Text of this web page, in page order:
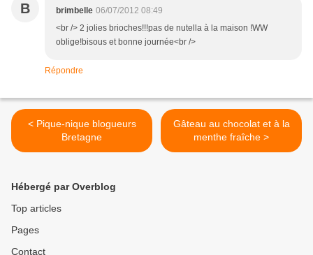
B brimbelle 06/07/2012 08:49
<br /> 2 jolies brioches!!!pas de nutella à la maison !WW
oblige!bisous et bonne journée<br />
Répondre
< Pique-nique blogueurs
Bretagne
Gâteau au chocolat et à la
menthe fraîche >
Hébergé par Overblog
Top articles
Pages
Contact